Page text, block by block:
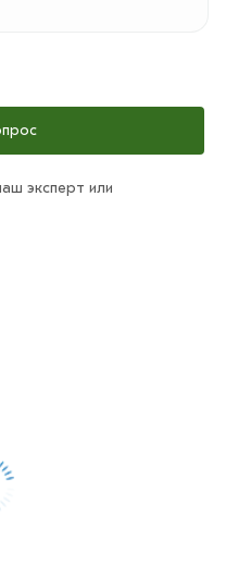
эксперт или